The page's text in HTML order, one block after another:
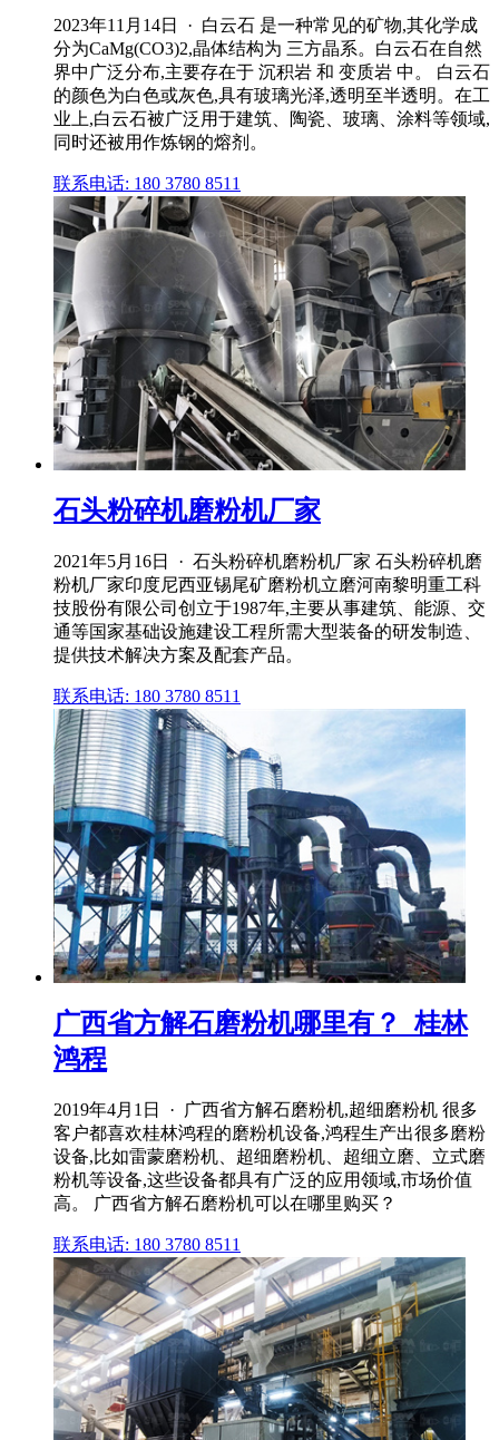
2023年11月14日 · 白云石 是一种常见的矿物,其化学成
分为CaMg(CO3)2,晶体结构为 三方晶系。白云石在自然
界中广泛分布,主要存在于 沉积岩 和 变质岩 中。 白云石
的颜色为白色或灰色,具有玻璃光泽,透明至半透明。在工
业上,白云石被广泛用于建筑、陶瓷、玻璃、涂料等领域,
同时还被用作炼钢的熔剂。
联系电话: 180 3780 8511
石头粉碎机磨粉机厂家
2021年5月16日 · 石头粉碎机磨粉机厂家 石头粉碎机磨
粉机厂家印度尼西亚锡尾矿磨粉机立磨河南黎明重工科
技股份有限公司创立于1987年,主要从事建筑、能源、交
通等国家基础设施建设工程所需大型装备的研发制造、
提供技术解决方案及配套产品。
联系电话: 180 3780 8511
广西省方解石磨粉机哪里有？_桂林
鸿程
2019年4月1日 · 广西省方解石磨粉机,超细磨粉机 很多
客户都喜欢桂林鸿程的磨粉机设备,鸿程生产出很多磨粉
设备,比如雷蒙磨粉机、超细磨粉机、超细立磨、立式磨
粉机等设备,这些设备都具有广泛的应用领域,市场价值
高。 广西省方解石磨粉机可以在哪里购买？
联系电话: 180 3780 8511